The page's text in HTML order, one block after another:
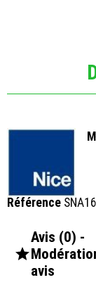
Référence SNA16

Avis (0) -
avis